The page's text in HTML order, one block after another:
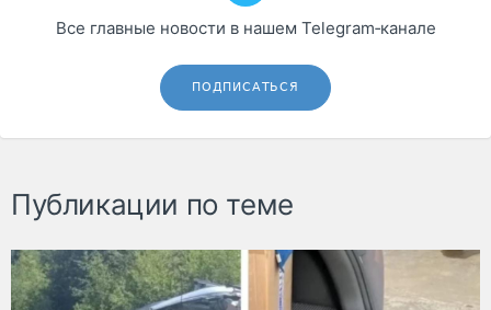
Все главные новости в нашем Telegram‑канале
ПОДПИСАТЬСЯ
Публикации по теме